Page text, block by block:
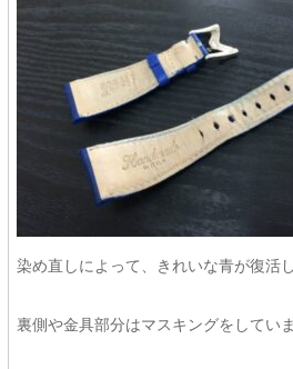
染め直しによって、きれいな青が復活し
裏側や金具部分はマスキングをしていま